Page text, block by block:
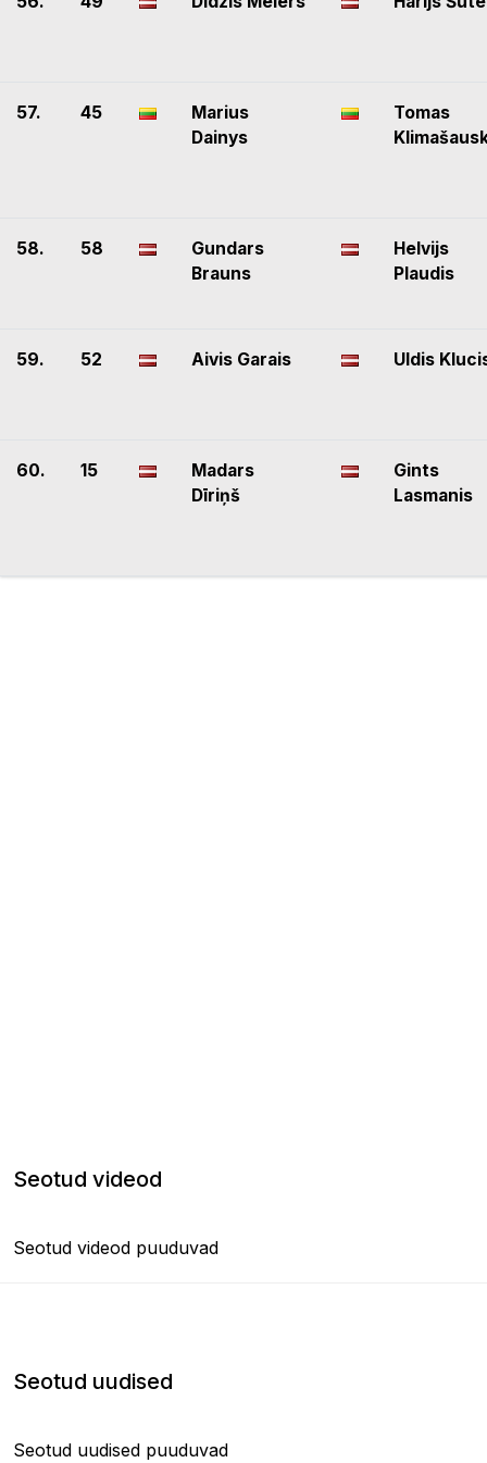
57. 45
Marius
Dainys
Tomas
58. 58
Gundars
Brauns
Helvijs
Plaudis
59. 52 Aivis Garais Uldis
60. 15
Madars
Dīriņš
Gints
Lasmanis
Seotud videod
Seotud videod puuduvad
Seotud uudised
Seotud uudised puuduvad